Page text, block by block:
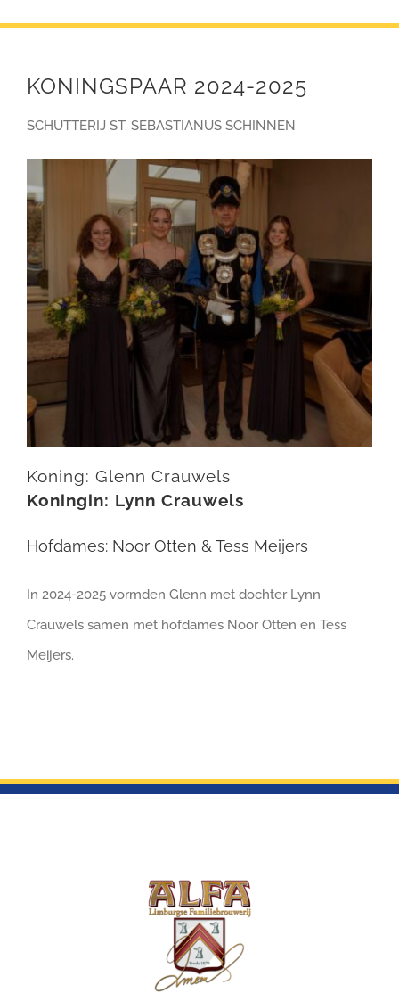
KONINGSPAAR 2024-2025
SCHUTTERIJ ST. SEBASTIANUS SCHINNEN
Koning: Glenn Crauwels
Koningin: Lynn Crauwels
Hofdames: Noor Otten & Tess Meijers
In 2024-2025 vormden Glenn met dochter Lynn
Crauwels samen met hofdames Noor Otten en Tess
Meijers.